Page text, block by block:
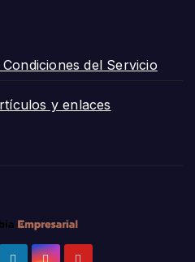
del Servicio
y enlaces